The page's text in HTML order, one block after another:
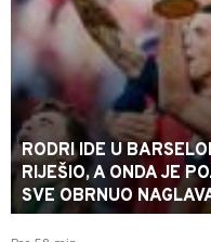
RODRI IDE U
RIJEŠIO, A ONDA JE
SVE OBRNUO